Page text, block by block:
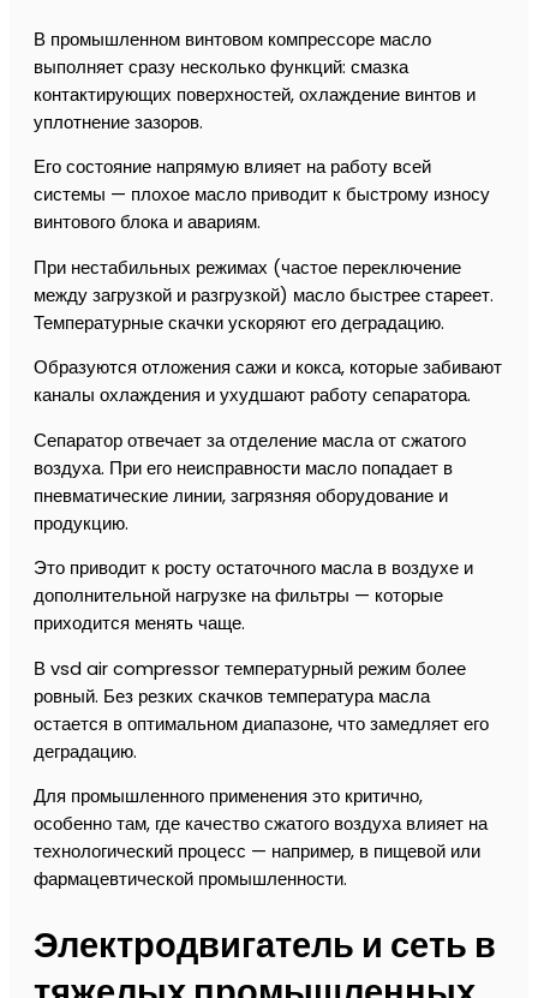
В промышленном винтовом компрессоре масло
выполняет сразу несколько функций: смазка
контактирующих поверхностей, охлаждение винтов и
уплотнение зазоров.
Его состояние напрямую влияет на работу всей
системы — плохое масло приводит к быстрому износу
винтового блока и авариям.
При нестабильных режимах (частое переключение
между загрузкой и разгрузкой) масло быстрее стареет.
Температурные скачки ускоряют его деградацию.
Образуются отложения сажи и кокса, которые забивают
каналы охлаждения и ухудшают работу сепаратора.
Сепаратор отвечает за отделение масла от сжатого
воздуха. При его неисправности масло попадает в
пневматические линии, загрязняя оборудование и
продукцию.
Это приводит к росту остаточного масла в воздухе и
дополнительной нагрузке на фильтры — которые
приходится менять чаще.
В vsd air compressor температурный режим более
ровный. Без резких скачков температура масла
остается в оптимальном диапазоне, что замедляет его
деградацию.
Для промышленного применения это критично,
особенно там, где качество сжатого воздуха влияет на
технологический процесс — например, в пищевой или
фармацевтической промышленности.
Электродвигатель и сеть в